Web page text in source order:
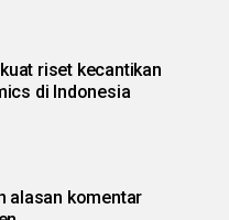
riset kecantikan
di Indonesia
alasan komentar